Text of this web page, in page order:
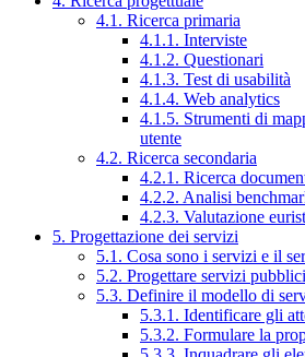
4.1. Ricerca primaria
4.1.1. Interviste
4.1.2. Questionari
4.1.3. Test di usabilità
4.1.4. Web analytics
4.1.5. Strumenti di
utente
4.2. Ricerca secondaria
4.2.1. Ricerca
4.2.2. Analisi
4.2.3. Valutazione
5. Progettazione dei servizi
5.1. Cosa sono i servizi e il
5.2. Progettare servizi
5.3. Definire il modello di
5.3.1. Identificare gli
5.3.2. Formulare la